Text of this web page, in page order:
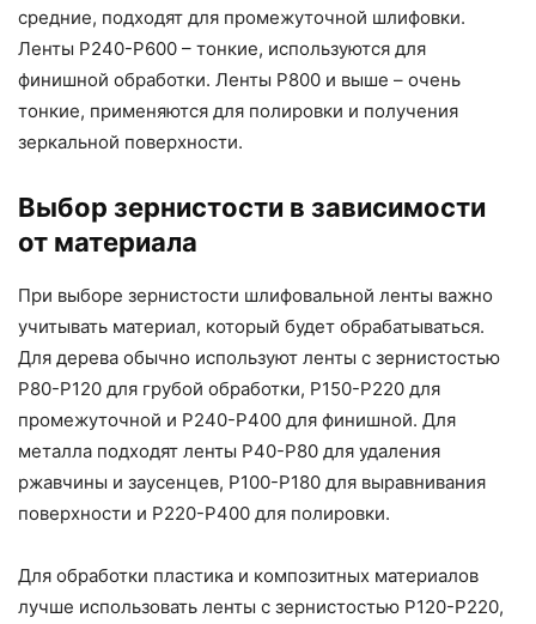
средние, подходят для промежуточной шлифовки.
Ленты P240-P600 – тонкие, используются для
финишной обработки. Ленты P800 и выше – очень
тонкие, применяются для полировки и получения
зеркальной поверхности.
Выбор зернистости в зависимости
от материала
При выборе зернистости шлифовальной ленты важно
учитывать материал, который будет обрабатываться.
Для дерева обычно используют ленты с зернистостью
P80-P120 для грубой обработки, P150-P220 для
промежуточной и P240-P400 для финишной. Для
металла подходят ленты P40-P80 для удаления
ржавчины и заусенцев, P100-P180 для выравнивания
поверхности и P220-P400 для полировки.
Для обработки пластика и композитных материалов
лучше использовать ленты с зернистостью P120-P220,